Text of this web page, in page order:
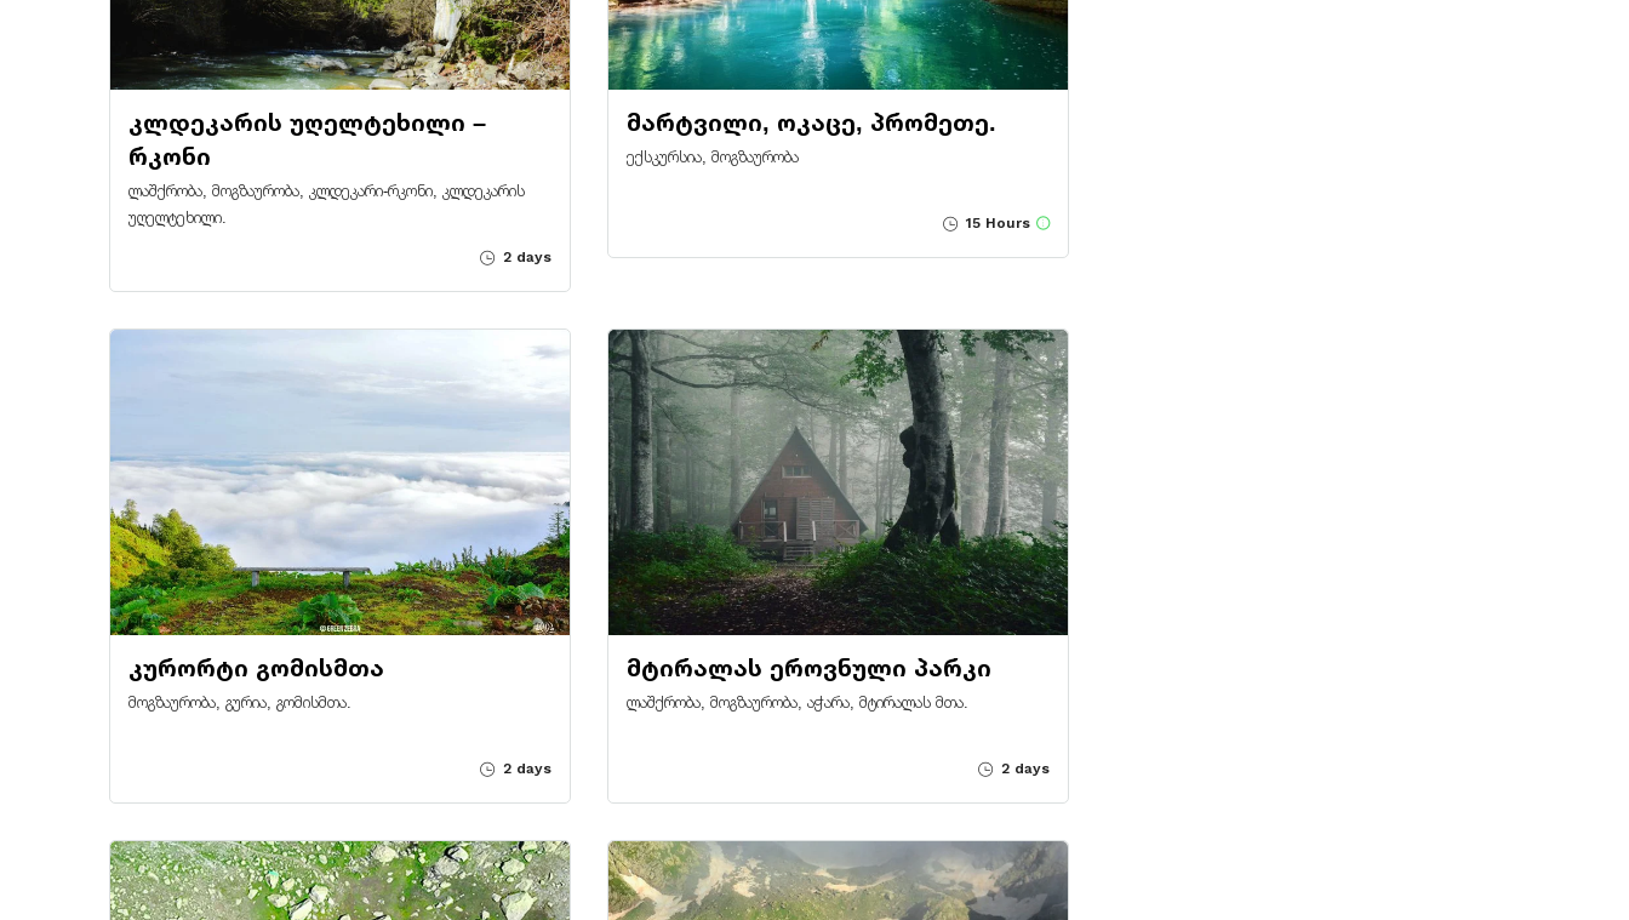
კლდეკარის უღელტეხილი –
რკონი
ლაშქრობა, მოგზაურობა, კლდეკარი-რკონი, კლდეკარის
უღელტეხილი.
2 days
მარტვილი, ოკაცე, პრომეთე.
ექსკურსია, მოგზაურობა
15 Hours
კურორტი გომისმთა
მოგზაურობა, გურია, გომისმთა.
2 days
მტირალას ეროვნული პარკი
ლაშქრობა, მოგზაურობა, აჭარა, მტირალას მთა.
2 days